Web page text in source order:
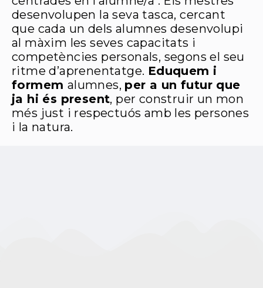
desenvolupen la seva tasca, cercant
que cada un dels alumnes desenvolupi
al màxim les seves capacitats i
competències personals, segons el seu
ritme d’aprenentatge. Eduquem i
formem alumnes, per a un futur que
ja hi és present, per construir un mon
més just i respectuós amb les persones
i la natura.